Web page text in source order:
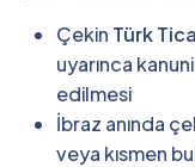
Çekin Türk
uyarınca
edilmesi
İbraz anında
veya kısmen